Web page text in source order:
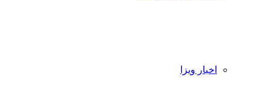
اخبار ویزا